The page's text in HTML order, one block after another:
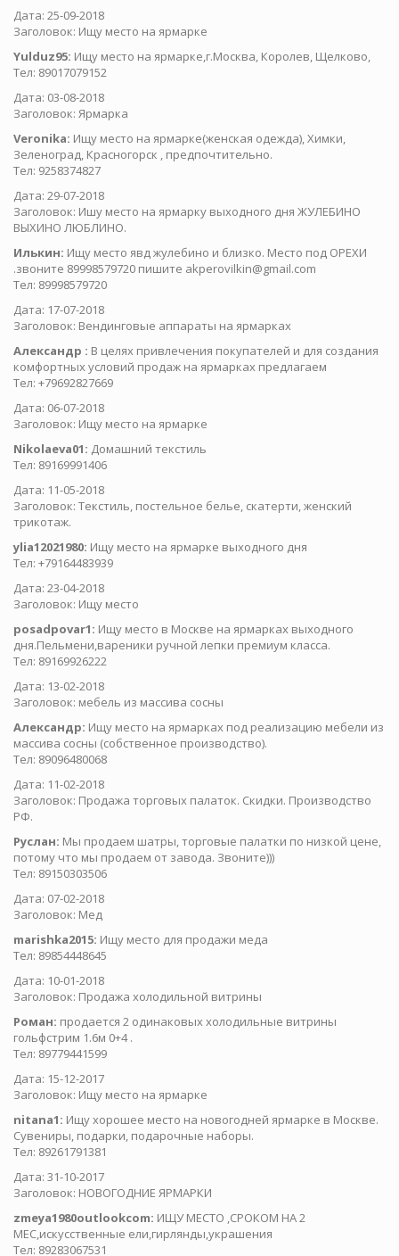
Дата: 25-09-2018
Заголовок: Ищу место на ярмарке
Yulduz95: Ищу место на ярмарке,г.Москва, Королев, Щелково,
Тел: 89017079152
Дата: 03-08-2018
Заголовок: Ярмарка
Veronika: Ищу место на ярмарке(женская одежда), Химки,
Зеленоград, Красногорск , предпочтительно.
Тел: 9258374827
Дата: 29-07-2018
Заголовок: Ишу место на ярмарку выходного дня ЖУЛЕБИНО
ВЫХИНО ЛЮБЛИНО.
Илькин: Ищу место явд жулебино и близко. Место под ОРЕХИ
.звоните 89998579720 пишите akperovilkin@gmail.com
Тел: 89998579720
Дата: 17-07-2018
Заголовок: Вендинговые аппараты на ярмарках
Александр : В целях привлечения покупателей и для создания
комфортных условий продаж на ярмарках предлагаем
Тел: +79692827669
Дата: 06-07-2018
Заголовок: Ищу место на ярмарке
Nikolaeva01: Домашний текстиль
Тел: 89169991406
Дата: 11-05-2018
Заголовок: Текстиль, постельное белье, скатерти, женский
трикотаж.
ylia12021980: Ищу место на ярмарке выходного дня
Тел: +79164483939
Дата: 23-04-2018
Заголовок: Ищу место
posadpovar1: Ищу место в Москве на ярмарках выходного
дня.Пельмени,вареники ручной лепки премиум класса.
Тел: 89169926222
Дата: 13-02-2018
Заголовок: мебель из массива сосны
Александр: Ищу место на ярмарках под реализацию мебели из
массива сосны (собственное производство).
Тел: 89096480068
Дата: 11-02-2018
Заголовок: Продажа торговых палаток. Скидки. Производство
РФ.
Руслан: Мы продаем шатры, торговые палатки по низкой цене,
потому что мы продаем от завода. Звоните)))
Тел: 89150303506
Дата: 07-02-2018
Заголовок: Мед
marishka2015: Ищу место для продажи меда
Тел: 89854448645
Дата: 10-01-2018
Заголовок: Продажа холодильной витрины
Роман: продается 2 одинаковых холодильные витрины
гольфстрим 1.6м 0+4 .
Тел: 89779441599
Дата: 15-12-2017
Заголовок: Ищу место на ярмарке
nitana1: Ищу хорошее место на новогодней ярмарке в Москве.
Сувениры, подарки, подарочные наборы.
Тел: 89261791381
Дата: 31-10-2017
Заголовок: НОВОГОДНИЕ ЯРМАРКИ
zmeya1980outlookcom: ИЩУ МЕСТО ,СРОКОМ НА 2
МЕС,искусственные ели,гирлянды,украшения
Тел: 89283067531